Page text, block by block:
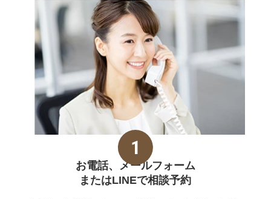
お電話、メールフォーム
またはLINEで相談予約